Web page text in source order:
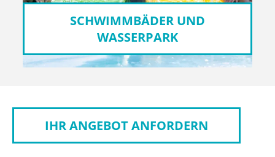
SCHWIMMBÄDER UND
WASSERPARK
IHR ANGEBOT ANFORDERN